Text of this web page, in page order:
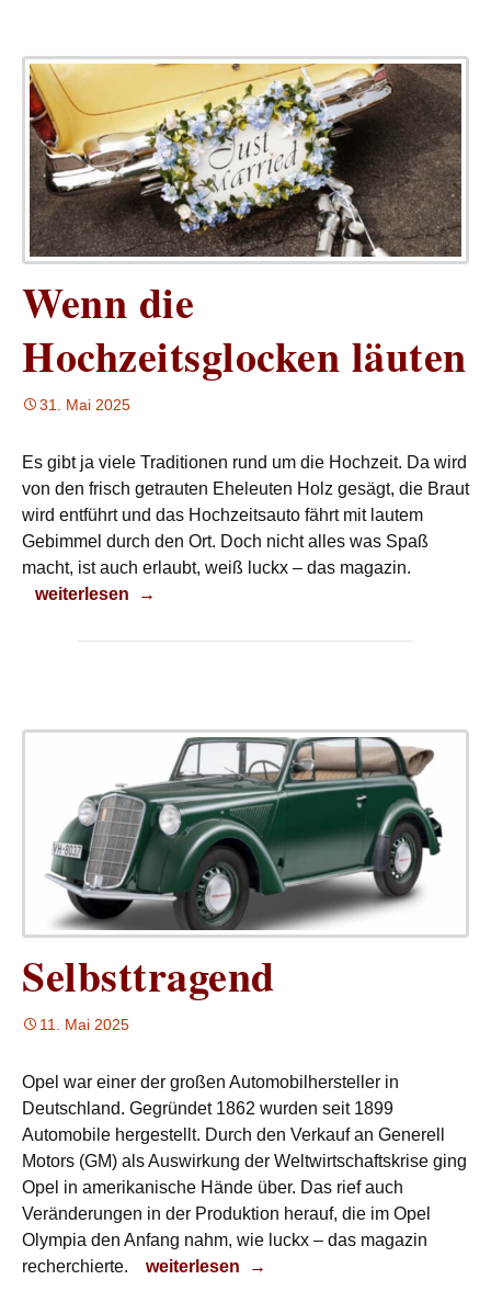
Wenn die
Hochzeitsglocken läuten
31. Mai 2025
Es gibt ja viele Traditionen rund um die Hochzeit. Da wird
von den frisch getrauten Eheleuten Holz gesägt, die Braut
wird entführt und das Hochzeitsauto fährt mit lautem
Gebimmel durch den Ort. Doch nicht alles was Spaß
macht, ist auch erlaubt, weiß luckx – das magazin.
Wenn die Hochzeitsglocken läuten
weiterlesen →
Selbsttragend
11. Mai 2025
Opel war einer der großen Automobilhersteller in
Deutschland. Gegründet 1862 wurden seit 1899
Automobile hergestellt. Durch den Verkauf an Generell
Motors (GM) als Auswirkung der Weltwirtschaftskrise ging
Opel in amerikanische Hände über. Das rief auch
Veränderungen in der Produktion herauf, die im Opel
Olympia den Anfang nahm, wie luckx – das magazin
recherchierte.
Selbsttragend
weiterlesen →